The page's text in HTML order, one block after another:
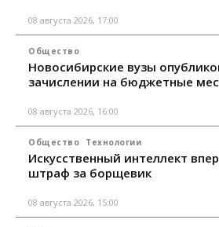
08 августа 2026, 17:00
Общество
Новосибирские вузы
зачислении на бюджетные
08 августа 2026, 16:00
Общество Технологии
Искусственный интеллект
штраф за борщевик
08 августа 2026, 15:00